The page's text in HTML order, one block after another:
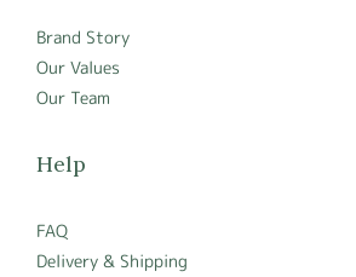
Brand Story
Our Values
Our Team
Help
FAQ
Delivery & Shipping